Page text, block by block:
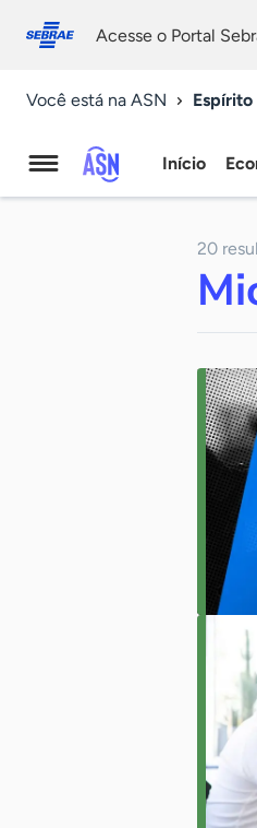
conosco
Acesse o Portal
Você está na ASN
Agência
Notícias
Início
20